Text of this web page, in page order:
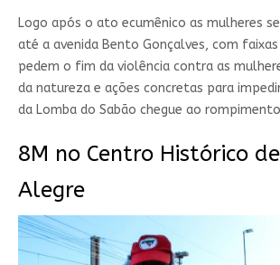
Logo após o ato ecumênico as mulheres
até a avenida Bento Gonçalves, com faixas
pedem o fim da violência contra as
da natureza e ações concretas para
da Lomba do Sabão chegue ao
8M no Centro Histórico
Alegre